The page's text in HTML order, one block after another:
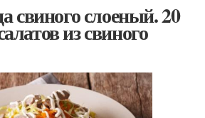
свиного слоеный. 20
из свиного